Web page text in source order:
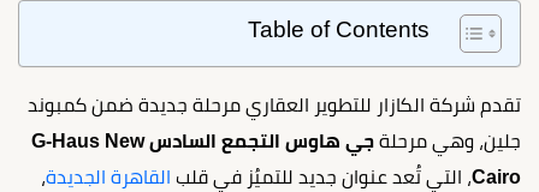
Table of Contents
تقدم شركة الكازار للتطوير العقاري مرحلة جديدة ضمن كمبوند
جلين، وهي مرحلة جي هاوس التجمع السادس G-Haus New
Cairo، التي تُعد عنوان جديد للتميُز في قلب القاهرة الجديدة،